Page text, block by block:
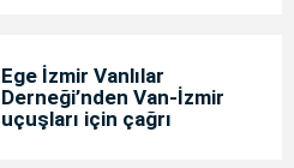
Ege İzmir Vanlılar
Derneği’nden Van-İzmir
uçuşları için çağrı